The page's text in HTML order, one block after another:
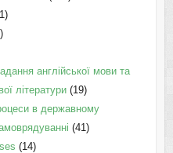
англійської мови та
літератури(19)
в державному
(41)
(14)